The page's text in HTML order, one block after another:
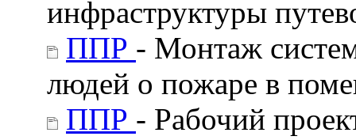
инфраструктуры
ППР - Монтаж
людей о пожаре в
ППР - Рабочий